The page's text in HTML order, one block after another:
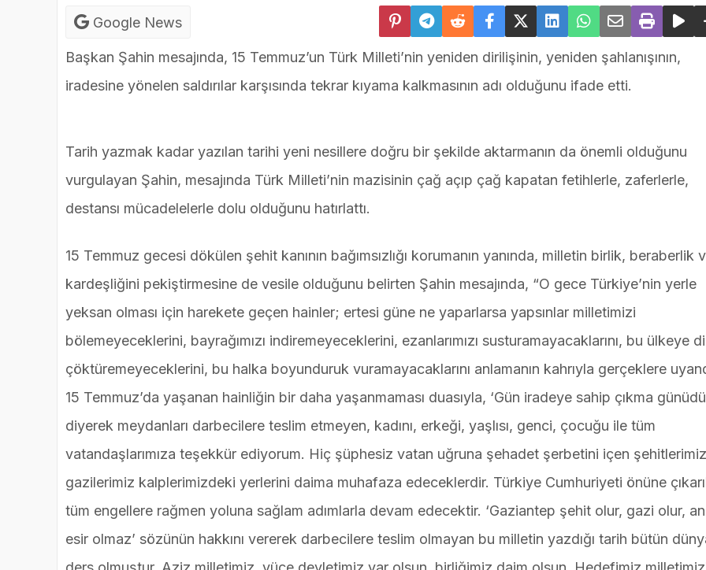
Google News
Başkan Şahin mesajında, 15 Temmuz’un Türk Milleti’nin yeniden dirilişinin, yeniden şahlanışının,
iradesine yönelen saldırılar karşısında tekrar kıyama kalkmasının adı olduğunu ifade etti.
Tarih yazmak kadar yazılan tarihi yeni nesillere doğru bir şekilde aktarmanın da önemli olduğunu
vurgulayan Şahin, mesajında Türk Milleti’nin mazisinin çağ açıp çağ kapatan fetihlerle, zaferlerle,
destansı mücadelelerle dolu olduğunu hatırlattı.
15 Temmuz gecesi dökülen şehit kanının bağımsızlığı korumanın yanında, milletin birlik, beraberlik
kardeşliğini pekiştirmesine de vesile olduğunu belirten Şahin mesajında, “O gece Türkiye’nin yerle
yeksan olması için harekete geçen hainler; ertesi güne ne yaparlarsa yapsınlar milletimizi
bölemeyeceklerini, bayrağımızı indiremeyeceklerini, ezanlarımızı susturamayacaklarını, bu ülkeye
çöktüremeyeceklerini, bu halka boyunduruk vuramayacaklarını anlamanın kahrıyla gerçeklere
15 Temmuz’da yaşanan hainliğin bir daha yaşanmaması duasıyla, ‘Gün iradeye sahip çıkma
diyerek meydanları darbecilere teslim etmeyen, kadını, erkeği, yaşlısı, genci, çocuğu ile tüm
vatandaşlarımıza teşekkür ediyorum. Hiç şüphesiz vatan uğruna şehadet şerbetini içen
gazilerimiz kalplerimizdeki yerlerini daima muhafaza edeceklerdir. Türkiye Cumhuriyeti önüne
tüm engellere rağmen yoluna sağlam adımlarla devam edecektir. ‘Gaziantep şehit olur, gazi olur,
esir olmaz’ sözünün hakkını vererek darbecilere teslim olmayan bu milletin yazdığı tarih bütün